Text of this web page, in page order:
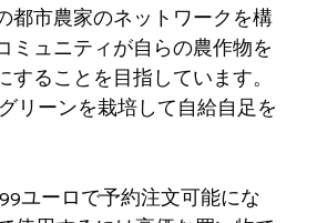
都市農家のネットワークを構
ミュニティが自らの農作物を
ることを目指しています。
リーンを栽培して自給自足を
ユーロで予約注文可能にな